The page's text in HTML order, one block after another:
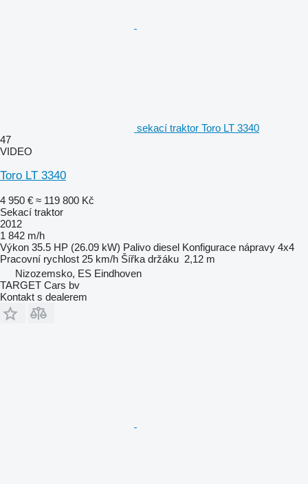
sekací traktor Toro LT 3340
47
VIDEO
Toro LT 3340
4 950 € ≈ 119 800 Kč
Sekací traktor
2012
1 842 m/h
Výkon 35.5 HP (26.09 kW) Palivo diesel Konfigurace nápravy 4x4
Pracovní rychlost 25 km/h Šířka držáku 2,12 m
Nizozemsko, ES Eindhoven
TARGET Cars bv
Kontakt s dealerem